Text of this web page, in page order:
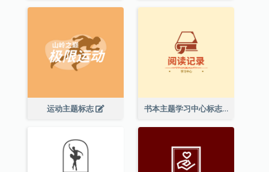
运动主题标志 书本主题学习中心标志